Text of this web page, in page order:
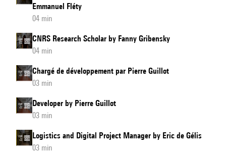
Emmanuel Fléty
04 min
CNRS Research Scholar by Fanny Gribensky
04 min
Chargé de développement par Pierre Guillot
03 min
Developer by Pierre Guillot
03 min
Logistics and Digital Project Manager by Eric de Gélis
03 min